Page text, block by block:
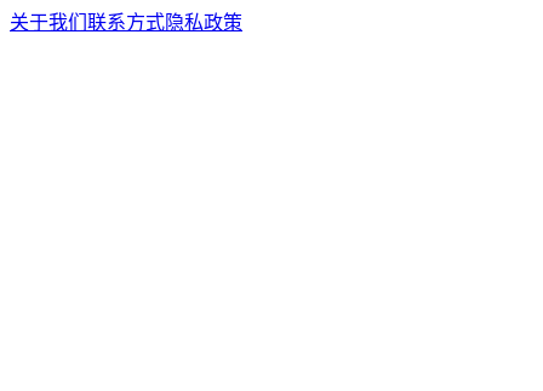
关于我们联系方式隐私政策